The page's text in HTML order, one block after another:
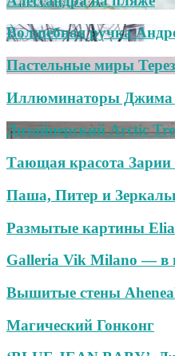
Волшебная ручка
Пастельные миры
Иллюминаторы Джима
Дизайнерский Arctic
Тающая красота
Паша, Питер и
Размытые картины
Galleria Vik Milano — в
Вышитые стены
Магический Гонконг